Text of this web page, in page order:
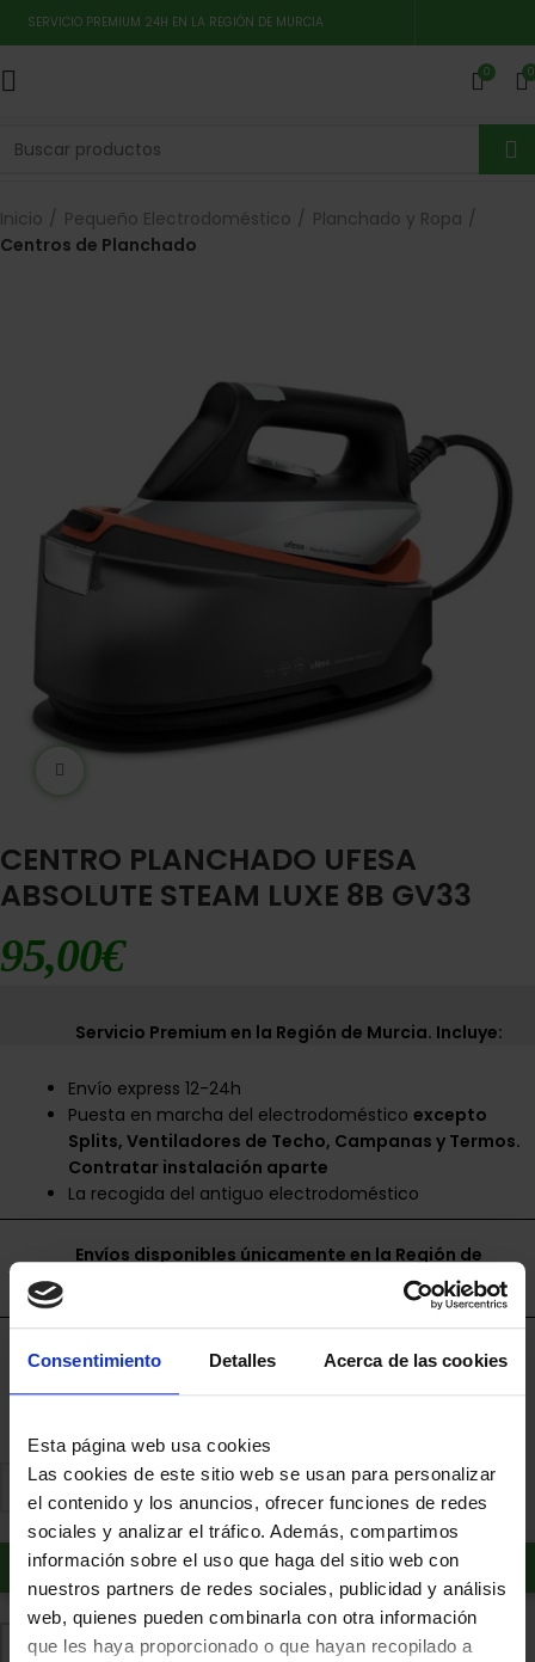
Consentimiento Detalles Acerca de las cookies
Esta página web usa cookies
Las cookies de este sitio web se usan para personalizar
el contenido y los anuncios, ofrecer funciones de redes
sociales y analizar el tráfico. Además, compartimos
información sobre el uso que haga del sitio web con
nuestros partners de redes sociales, publicidad y análisis
web, quienes pueden combinarla con otra información
que les haya proporcionado o que hayan recopilado a
SERVICIO PREMIUM 24H EN LA REGIÓN DE MURCIA
0 0
Inicio Pequeño Electrodoméstico
Planchado y Ropa
Centros de Planchado
CENTRO PLANCHADO UFESA
ABSOLUTE STEAM LUXE 8B GV33
95,00€
Servicio Premium en la Región de Murcia. Incluye:
Envío express 12-24h
Puesta en marcha del electrodomésticoexcepto
Splits, Ventiladores de Techo, Campanas y Termos.
Contratar instalación aparte
La recogida del antiguo electrodoméstico
Envíos disponibles únicamente en la Región de
Financia a plazos con Cetelem
+ info
Añadir al carrito
Añadir a favoritos Comparte